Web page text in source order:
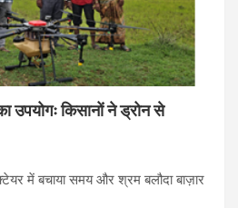
उपयोगः किसानों ने ड्रोन से
में बचाया समय और श्रम बलौदा बाज़ार